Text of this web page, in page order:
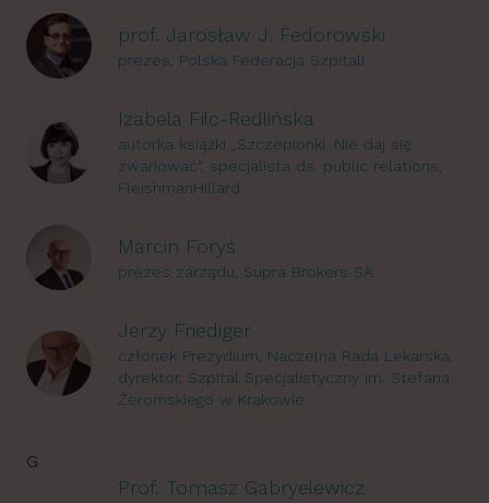
prof. Jarosław J. Fedorowski
prezes, Polska Federacja Szpitali
Izabela Filc-Redlińska
autorka książki „Szczepionki. Nie daj się
zwariować“, specjalista ds. public relations,
FleishmanHillard
Marcin Foryś
prezes zarządu, Supra Brokers SA
Jerzy Friediger
członek Prezydium, Naczelna Rada Lekarska,
dyrektor, Szpital Specjalistyczny im. Stefana
Żeromskiego w Krakowie
G
Prof. Tomasz Gabryelewicz